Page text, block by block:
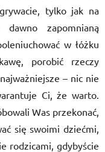
tylko jak na
zapomnianą
w łóżku
porobić rzeczy
– nic nie
Ci, że warto.
bowali Was przekonać,
się swoimi dziećmi,
rodzicami, gdybyście